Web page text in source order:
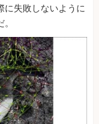
に失敗しないように